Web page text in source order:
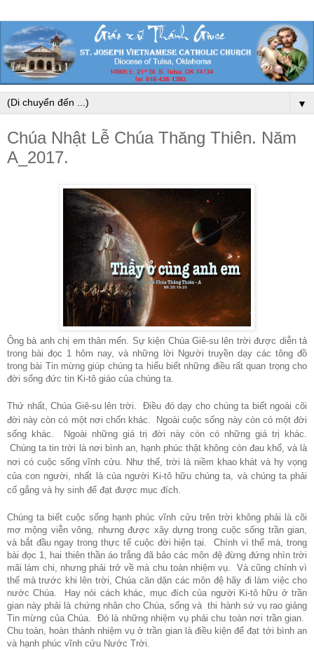
▼
Chúa Nhật Lễ Chúa Thăng Thiên. Năm
A_2017.
Ông bà anh chị em thân mến. Sự kiện Chúa Giê-su lên trời được diễn tả
trong bài đọc 1 hôm nay, và những lời Người truyền dạy các tông đồ
trong bài Tin mừng giúp chúng ta hiểu biết những điều rất quan trọng cho
đời sống đức tin Ki-tô giáo của chúng ta.
Thứ nhất, Chúa Giê-su lên trời. Điều đó dạy cho chúng ta biết ngoài cõi
đời này còn có một nơi chốn khác. Ngoài cuộc sống này còn có một đời
sống khác. Ngoài những giá trị đời này còn có những giá trị khác.
Chúng ta tin trời là nơi bình an, hạnh phúc thật không còn đau khổ, và là
nơi có cuộc sống vĩnh cửu. Như thế, trời là niềm khao khát và hy vọng
của con người, nhất là của người Ki-tô hữu chúng ta, và chúng ta phải
cố gắng và hy sinh để đạt được mục đích.
Chúng ta biết cuộc sống hạnh phúc vĩnh cửu trên trời không phải là cõi
mơ mộng viễn vông, nhưng được xây dựng trong cuộc sống trần gian,
và bắt đầu ngay trong thực tế cuộc đời hiện tại. Chính vì thế mà, trong
bài đọc 1, hai thiên thần áo trắng đã bảo các môn đệ đừng đứng nhìn trời
mãi làm chi, nhưng phải trở về mà chu toàn nhiệm vụ. Và cũng chính vì
thế mà trước khi lên trời, Chúa căn dặn các môn đệ hãy đi làm việc cho
nước Chúa. Hay nói cách khác, mục đích của người Ki-tô hữu ở trần
gian này phải là chứng nhân cho Chúa, sống và thi hành sứ vụ rao giảng
Tin mừng của Chúa. Đó là những nhiệm vụ phải chu toàn nơi trần gian.
Chu toàn, hoàn thành nhiệm vụ ở trần gian là điều kiện để đạt tới bình an
và hạnh phúc vĩnh cửu Nước Trời.